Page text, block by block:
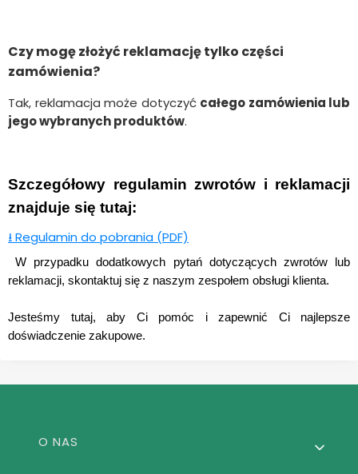
Czy mogę złożyć reklamację tylko części
zamówienia?
Tak, reklamacja może dotyczyć całego zamówienia lub
jego wybranych produktów.
Szczegółowy regulamin zwrotów i reklamacji
znajduje się tutaj:
⭳Regulamin do pobrania (PDF)
W przypadku dodatkowych pytań dotyczących zwrotów lub
reklamacji, skontaktuj się z naszym zespołem obsługi klienta.
Jesteśmy tutaj, aby Ci pomóc i zapewnić Ci najlepsze
doświadczenie zakupowe.
Linki w stopce
O NAS